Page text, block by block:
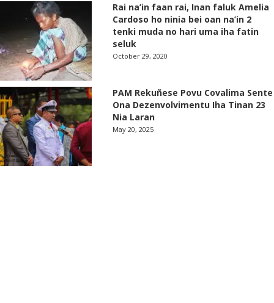
Rai na’in faan rai, Inan faluk Amelia
Cardoso ho ninia bei oan na’in 2
tenki muda no hari uma iha fatin
seluk
October 29, 2020
PAM Rekuñese Povu Covalima Sente
Ona Dezenvolvimentu Iha Tinan 23
Nia Laran
May 20, 2025